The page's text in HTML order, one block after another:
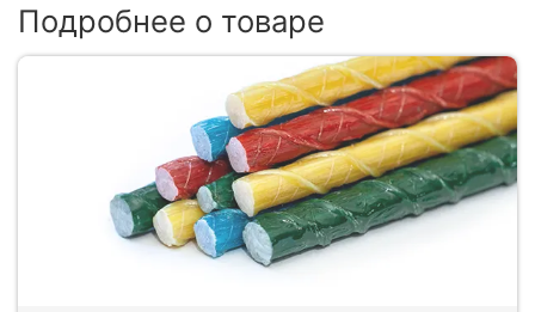
Подробнее о товаре